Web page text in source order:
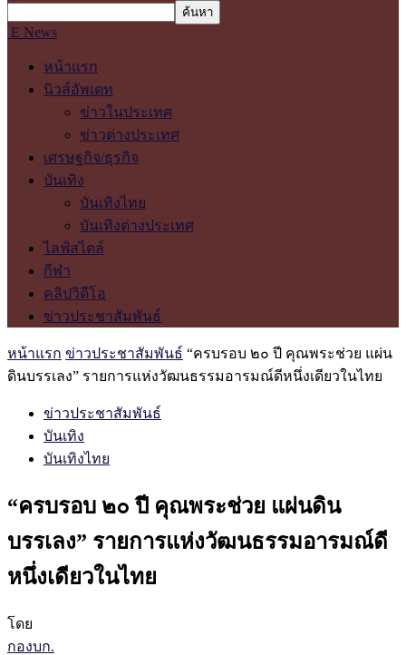
E News
หน้าแรก
นิวส์อัพเดท
ข่าวในประเทศ
ข่าวต่างประเทศ
เศรษฐกิจ/ธุรกิจ
บันเทิง
บันเทิงไทย
บันเทิงต่างประเทศ
ไลฟ์สไตล์
กีฬา
คลิปวิดีโอ
ข่าวประชาสัมพันธ์
หน้าแรก ข่าวประชาสัมพันธ์ “ครบรอบ ๒๐ ปี คุณพระช่วย แผ่น
ดินบรรเลง” รายการแห่งวัฒนธรรมอารมณ์ดีหนึ่งเดียวในไทย
ข่าวประชาสัมพันธ์
บันเทิง
บันเทิงไทย
“ครบรอบ ๒๐ ปี คุณพระช่วย แผ่นดิน
บรรเลง” รายการแห่งวัฒนธรรมอารมณ์ดี
หนึ่งเดียวในไทย
โดย
กองบก.